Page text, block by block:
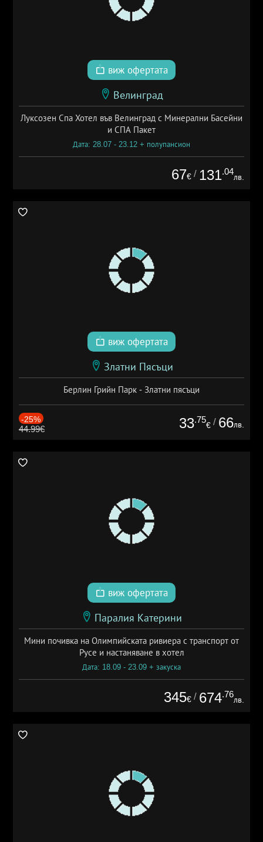
виж офертата
Велинград
Луксозен Спа Хотел във Велинград с Минерални Басейни
и СПА Пакет
Дата: 28.07 - 23.12 + полупансион
67€ / 131.04
лв.
виж офертата
Златни Пясъци
Берлин Грийн Парк - Златни пясъци
-25%
44.99€ 33.75
€ / 66лв.
виж офертата
Паралия Катерини
Мини почивка на Олимпийската ривиера с транспорт от
Русе и настаняване в хотел
Дата: 18.09 - 23.09 + закуска
345€ / 674.76
лв.